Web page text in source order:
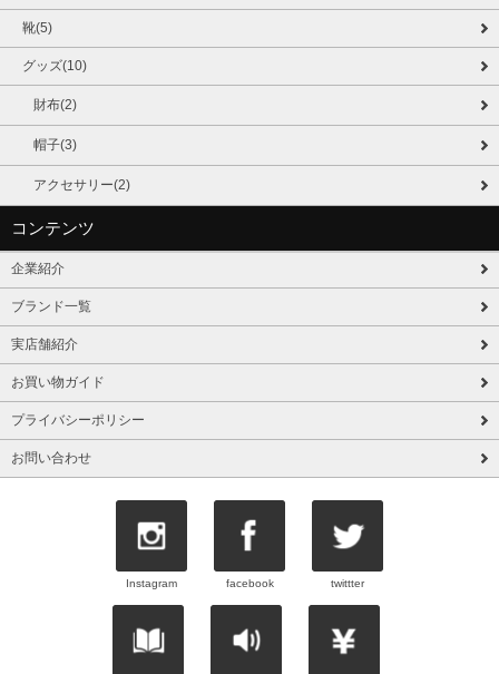
靴(5)
グッズ(10)
財布(2)
帽子(3)
アクセサリー(2)
コンテンツ
企業紹介
ブランド一覧
実店舗紹介
お買い物ガイド
プライバシーポリシー
お問い合わせ
Instagram facebook twittter